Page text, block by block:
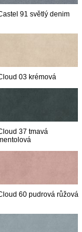
91 světlý denim
03 krémová
37 tmavá
60 pudrová růžová